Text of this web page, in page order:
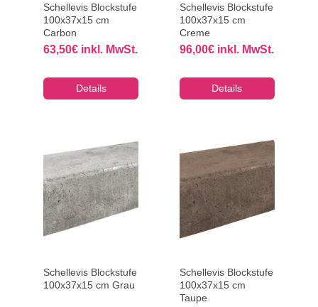
Schellevis Blockstufe
100x37x15 cm
Carbon
63,50€ inkl. MwSt.
Details
Schellevis Blockstufe
100x37x15 cm
Creme
96,00€ inkl. MwSt.
Details
Schellevis Blockstufe
100x37x15 cm Grau
Schellevis Blockstufe
100x37x15 cm
Taupe